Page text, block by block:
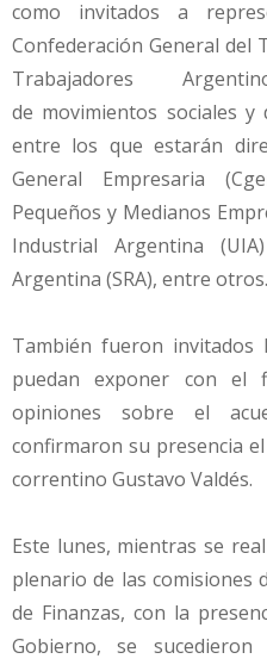
como invitados a
Confederación General del
Trabajadores
de movimientos sociales y
entre los que estarán
General Empresaria
Pequeños y Medianos
Industrial Argentina
Argentina (SRA), entre otros.
También fueron invitados
puedan exponer con
opiniones sobre el
confirmaron su presencia
correntino Gustavo Valdés.
Este lunes, mientras se
plenario de las comisiones
de Finanzas, con la
Gobierno, se sucedieron